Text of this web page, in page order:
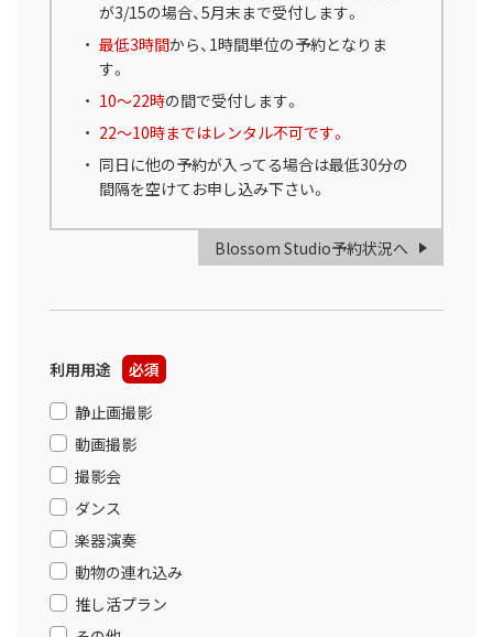
が3/15の場合、5月末まで受付します。
最低3時間から、1時間単位の予約となりま
す。
10～22時の間で受付します。
22～10時まではレンタル不可です。
同日に他の予約が入ってる場合は最低30分の
間隔を空けてお申し込み下さい。
Blossom Studio予約状況へ
利用用途
必須
静止画撮影
動画撮影
撮影会
ダンス
楽器演奏
動物の連れ込み
推し活プラン